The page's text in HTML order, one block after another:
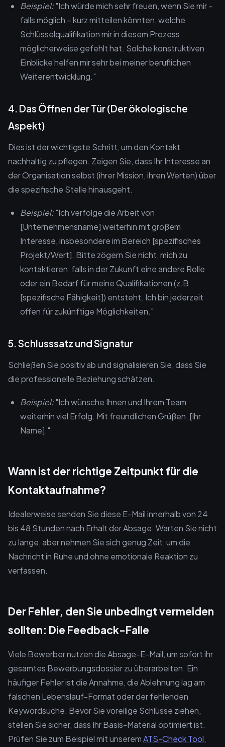
Beispiel:"Ich würde mich sehr freuen, wenn Sie mir –
falls möglich – kurz mitteilen könnten, welche
Schlüsselqualifikation mir in diesem Prozess
möglicherweise gefehlt hat. Solche konstruktiven
Einblicke helfen mir sehr bei meiner beruflichen
Weiterentwicklung."
4. Das Öffnen der Tür (Der ökologische
Aspekt)
Dies ist der wichtigste Schritt, um den Kontakt
nachhaltig zu pflegen. Zeigen Sie, dass Ihr Interesse an
der Organisation selbst (ihrer Mission, ihren Werten) über
die spezifische Stelle hinausgeht.
Beispiel:"Ich verfolge die Arbeit von
[Unternehmensname] weiterhin mit großem
Interesse, insbesondere im Bereich [spezifisches
Projekt/Wert]. Bitte zögern Sie nicht, mich zu
kontaktieren, falls in der Zukunft eine andere Rolle
oder ein Bedarf für meine Qualifikationen (z.B.
[spezifische Fähigkeit]) entsteht. Ich bin jederzeit
offen für zukünftige Möglichkeiten."
5. Schlusssatz und Signatur
Schließen Sie positiv ab und signalisieren Sie, dass Sie
die professionelle Beziehung schätzen.
Beispiel:"Ich wünsche Ihnen und Ihrem Team
weiterhin viel Erfolg. Mit freundlichen Grüßen, [Ihr
Name]."
Wann ist der richtige Zeitpunkt für die
Kontaktaufnahme?
Idealerweise senden Sie diese E-Mail innerhalb von 24
bis 48 Stunden nach Erhalt der Absage. Warten Sie nicht
zu lange, aber nehmen Sie sich genug Zeit, um die
Nachricht in Ruhe und ohne emotionale Reaktion zu
verfassen.
Der Fehler, den Sie unbedingt vermeiden
sollten: Die Feedback-Falle
Viele Bewerber nutzen die Absage-E-Mail, um sofort ihr
gesamtes Bewerbungsdossier zu überarbeiten. Ein
häufiger Fehler ist die Annahme, die Ablehnung lag am
falschen Lebenslauf-Format oder der fehlenden
Keywordsuche. Bevor Sie voreilige Schlüsse ziehen,
stellen Sie sicher, dass Ihr Basis-Material optimiert ist.
Prüfen Sie zum Beispiel mit unseremATS-Check Tool,